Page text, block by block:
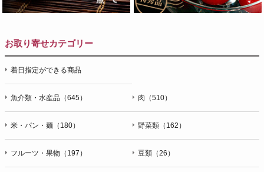
お取り寄せカテゴリー
着日指定ができる商品
魚介類・水産品（645） 肉（510）
米・パン・麺（180） 野菜類（162）
フルーツ・果物（197） 豆類（26）